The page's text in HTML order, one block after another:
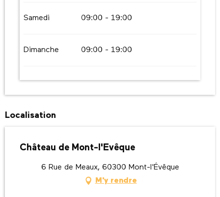
Samedi 09:00 - 19:00
Dimanche 09:00 - 19:00
Localisation
Château de Mont-l'Evêque
6 Rue de Meaux, 60300 Mont-l'Évêque
M'y rendre